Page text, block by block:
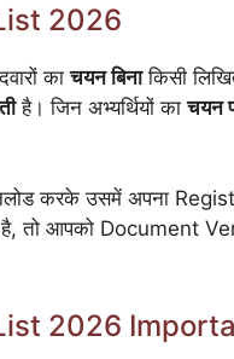
2026
काचयन बिनाकिसी
है। जिन अभ्यर्थियों काचयन
करके उसमें अपना
तो आपको Document
2026